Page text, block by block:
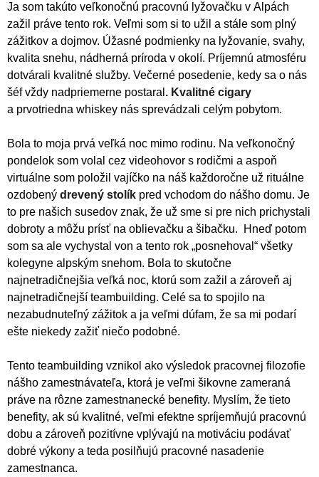
Ja som takúto veľkonočnú pracovnú lyžovačku v Alpách
zažil práve tento rok. Veľmi som si to užil a stále som plný
zážitkov a dojmov. Úžasné podmienky na lyžovanie, svahy,
kvalita snehu, nádherná príroda v okolí. Príjemnú atmosféru
dotvárali kvalitné služby. Večerné posedenie, kedy sa o nás
šéf vždy nadpriemerne postaral . Kvalitné cigary
a prvotriedna whiskey nás sprevádzali celým pobytom.
Bola to moja prvá veľká noc mimo rodinu. Na veľkonočný
pondelok som volal cez videohovor s rodičmi a aspoň
virtuálne som položil vajíčko na náš každoročne už rituálne
ozdobený drevený stolík pred vchodom do nášho domu. Je
to pre našich susedov znak, že už sme si pre nich prichystali
dobroty a môžu prísť na oblievačku a šibačku. Hneď potom
som sa ale vychystal von a tento rok „posnehoval“ všetky
kolegyne alpským snehom. Bola to skutočne
najnetradičnejšia veľká noc, ktorú som zažil a zároveň aj
najnetradičnejší teambuilding. Celé sa to spojilo na
nezabudnuteľný zážitok a ja veľmi dúfam, že sa mi podarí
ešte niekedy zažiť niečo podobné.
Tento teambuilding vznikol ako výsledok pracovnej filozofie
nášho zamestnávateľa, ktorá je veľmi šikovne zameraná
práve na rôzne zamestnanecké benefity. Myslím, že tieto
benefity, ak sú kvalitné, veľmi efektne spríjemňujú pracovnú
dobu a zároveň pozitívne vplývajú na motiváciu podávať
dobré výkony a teda posilňujú pracovné nasadenie
zamestnanca.